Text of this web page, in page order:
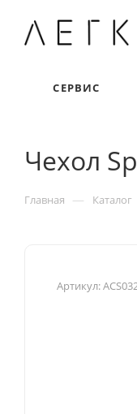
СЕРВИС
Чехол
Главная — Каталог
Артикул: